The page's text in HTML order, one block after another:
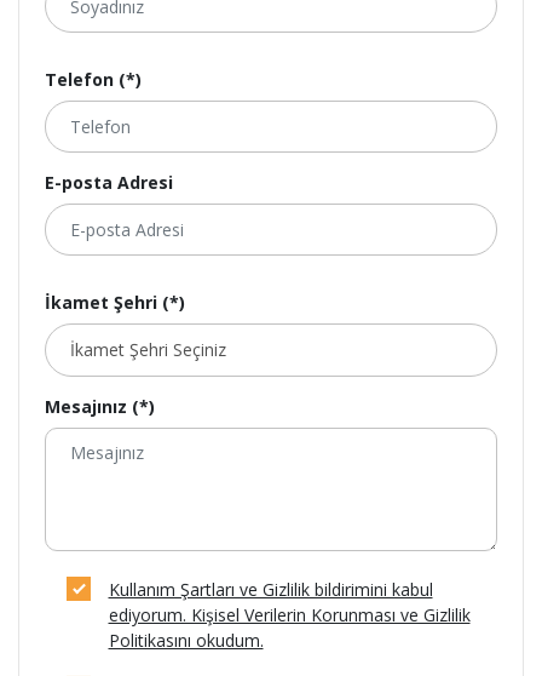
Telefon (*)
E-posta Adresi
İkamet Şehri (*)
Mesajınız (*)
Kullanım Şartları ve Gizlilik bildirimini kabul
ediyorum. Kişisel Verilerin Korunması ve Gizlilik
Politikasını okudum.